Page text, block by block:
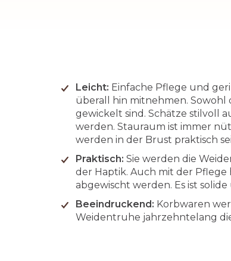
Leicht: Einfache Pflege und
überall hin mitnehmen. Sowohl
gewickelt sind. Schätze stilvoll
werden. Stauraum ist immer
werden in der Brust praktisch
Praktisch: Sie werden die
der Haptik. Auch mit der
abgewischt werden. Es ist
Beeindruckend: Korbwaren
Weidentruhe jahrzehntelang